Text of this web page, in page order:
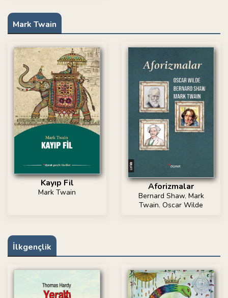
Mark Twain
Kayıp Fil
Mark Twain
Aforizmalar
Bernard Shaw, Mark
Twain, Oscar Wilde
İlkgençlik